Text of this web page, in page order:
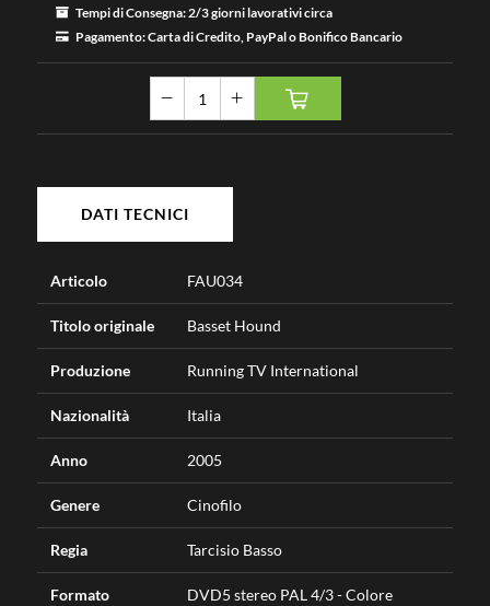
Tempi di Consegna:2/3 giorni lavorativi circa
Pagamento:Carta di Credito, PayPal o Bonifico Bancario
DATI TECNICI
Articolo FAU034
Titolo originale Basset Hound
Produzione Running TV International
Nazionalità Italia
Anno 2005
Genere Cinofilo
Regia Tarcisio Basso
Formato DVD5 stereo PAL 4/3 - Colore